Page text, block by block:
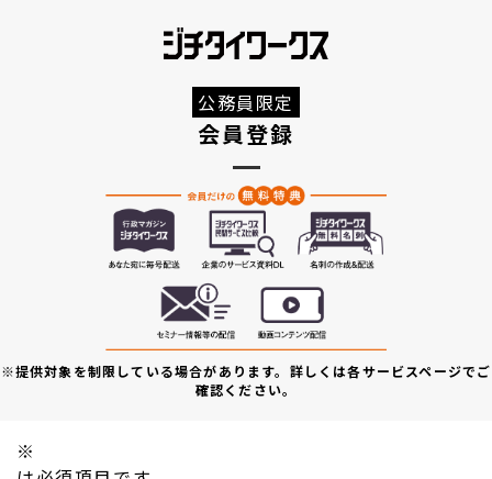
公務員限定
会員登録
※提供対象を制限している場合があります。詳しくは各サービスページでご
確認ください。
※